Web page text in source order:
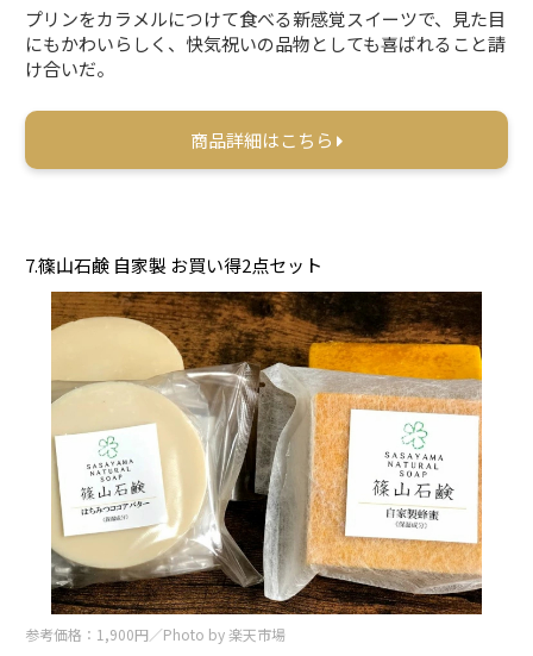
プリンをカラメルにつけて食べる新感覚スイーツで、見た目
にもかわいらしく、快気祝いの品物としても喜ばれること請
け合いだ。
商品詳細はこちら
7.篠山石鹸 自家製 お買い得2点セット
参考価格：1,900円／Photo by 楽天市場